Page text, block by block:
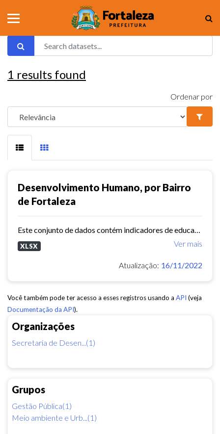
Organizações
Secretaria de Desen...(1)
Grupos
Gestão Pública(1)
Meio ambiente e Urb...(1)
1 results found
Ordenar por
Desenvolvimento Humano, por Bairro
de Fortaleza
Ver mais
XLSX
Atualização: 16/11/2022
Você também pode ter acesso a esses registros usando a API (veja
Documentação da API).